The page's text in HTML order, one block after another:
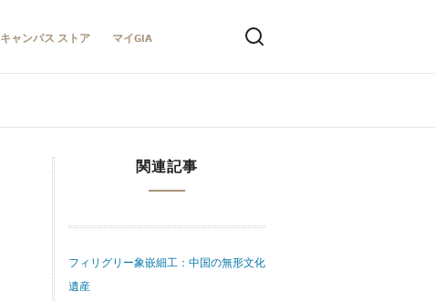
キャンパス ストア マイGIA
関連記事
フィリグリー象嵌細工：中国の無形文化
遺産